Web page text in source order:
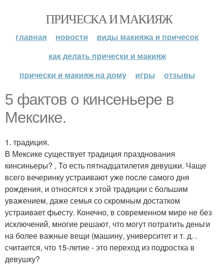
ПРИЧЕСКА И МАКИЯЖ
главная новости
виды макияжа и причесок
как делать прически и макияж
прически и макияж на дому
игры отзывы
5 фактов о кинсеньере в
Мексике.
1. традиция.
В Мексике существует традиция празднования
кинсиньеры? , То есть пятнадцатилетия девушки. Чаще
всего вечеринку устраивают уже после самого дня
рождения, и относятся к этой традиции с большим
уважением, даже семья со скромным достатком
устраивает фьесту. Конечно, в современном мире не без
исключений, многие решают, что могут потратить деньги
на более важные вещи (машину, университет и т. д. .
считается, что 15-летие - это переход из подростка в
девушку?